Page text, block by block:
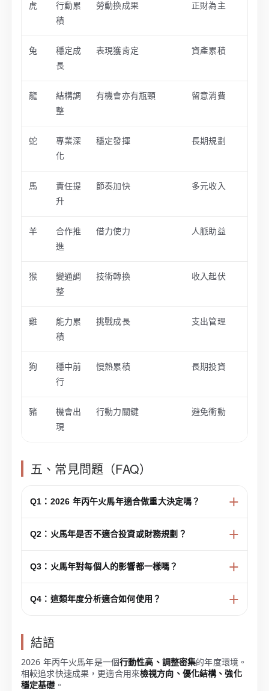
虎
行動累
積
勞動換成果 正財為主
兔
穩定成
長
表現獲肯定 資產累積
龍
結構調
整
有機會亦有瓶頸 留意消費
蛇
專業深
化
穩定發揮 長期規劃
馬
責任提
升
節奏加快 多元收入
羊
合作推
進
借力使力 人脈助益
猴
變通調
整
技術轉換 收入起伏
雞
能力累
積
挑戰成長 支出管理
狗
穩中前
行
慢熱累積 長期投資
豬
機會出
現
行動力關鍵 避免衝動
五、常見問題（FAQ）
Q1：2026 年丙午火馬年適合做重大決定嗎？
Q2：火馬年是否不適合投資或財務規劃？
Q3：火馬年對每個人的影響都一樣嗎？
Q4：這類年度分析適合如何使用？
結語
2026 年丙午火馬年是一個行動性高、調整密集的年度環境。
相較追求快速成果，更適合用來檢視方向、優化結構、強化
穩定基礎 。